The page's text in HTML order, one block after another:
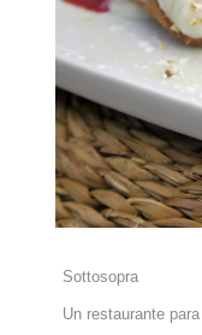
Sottosopra
Un restaurante